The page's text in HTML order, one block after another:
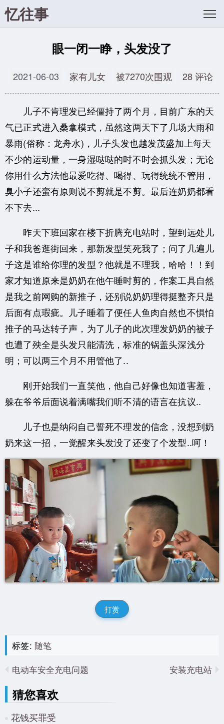
忆往事
眼一闭一睁，头发没了
2021-06-03 家有儿女 被7270次围观 28 评论
儿子不肯理发已经僵持了两个月，目前广东的天
气已正式进入桑拿模式，虽然这两天下了几场大雨和
暴雨(俗称：龙舟水)，儿子头发也越发茂盛加上每天
不少的运动量，一身湿哒哒的时不时会抓头发；无论
你用什么方法他最爱吃得、喝得、玩得统统不管用，
臭小子还蛮有原则说不剪就是不剪。最后连奶奶都看
不下去...
昨天下班回家在楼下折腾充电站时，望到远处儿
子和我爸逛街回来，那新发型笑死我了；问了几遍儿
子这是谁给你理的发型？他就是不理我，哈哈！！到
家才知道原来是奶奶在他午睡时剪的，作案工具自然
是我之前网购的新推子，还别说奶奶理得挺整齐只是
后面有点瑕疵。儿子睡着了便任人鱼肉自然也不惧怕
推子的马达转子声，为了儿子的此次理发奶奶的被子
也遭了殃全是头发只能清洗，标准的锅盖头深浅分
明；可以两三个月不用管他了..
刚开始我们一直笑他，他自己好像也知道害羞，
躲在爷爷后面说着满嘴我们听不清的语言在抗议..
儿子也是纳闷自己誓死不理发的信念，没想到奶
奶来这一招，一觉醒来头发没了还变了个发型..呵！
打赏
标签: 随笔
电动车安全充电问题
安装充电站
猜您喜欢
花钱买罪受